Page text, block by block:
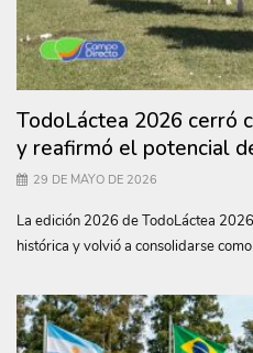
TodoLáctea 2026 cerró
y reafirmó el potencial
29 DE MAYO DE 2026
La edición 2026 de TodoLáctea
histórica y volvió a consolidarse